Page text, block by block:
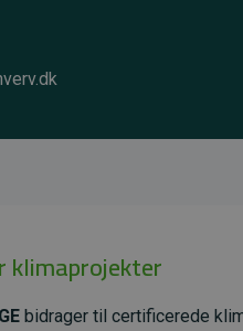
klimaprojekter
bidrager til certificerede